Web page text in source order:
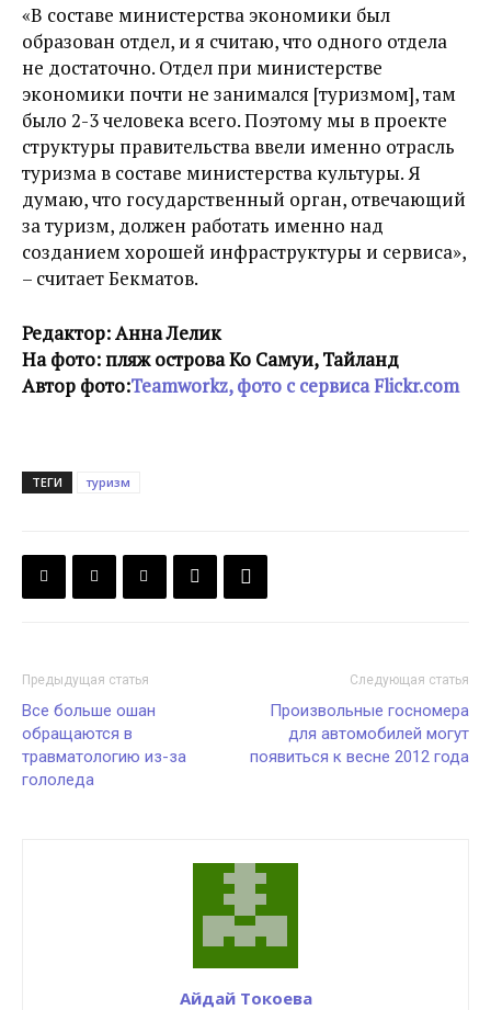
«В составе министерства экономики был
образован отдел, и я считаю, что одного отдела
не достаточно. Отдел при министерстве
экономики почти не занимался [туризмом], там
было 2-3 человека всего. Поэтому мы в проекте
структуры правительства ввели именно отрасль
туризма в составе министерства культуры. Я
думаю, что государственный орган, отвечающий
за туризм, должен работать именно над
созданием хорошей инфраструктуры и сервиса»,
– считает Бекматов.
Редактор: Анна Лелик
На фото: пляж острова Ко Самуи, Тайланд
Автор фото:Teamworkz, фото с сервиса Flickr.com
ТЕГИ туризм
Предыдущая статья
Все больше ошан
обращаются в
травматологию из-за
гололеда
Следующая статья
Произвольные госномера
для автомобилей могут
появиться к весне 2012 года
Айдай Токоева